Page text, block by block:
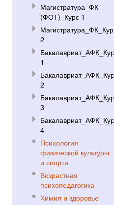
Магистратура_ФК
(ФОТ)_Курс 1
Магистратура_ФК_Курс
2
Бакалавриат_АФК_Курс
1
Бакалавриат_АФК_Курс
2
Бакалавриат_АФК_Курс
3
Бакалавриат_АФК_Курс
4
Психология
физической культуры
и спорта
Возрастная
психопедагогика
Химия и здоровье